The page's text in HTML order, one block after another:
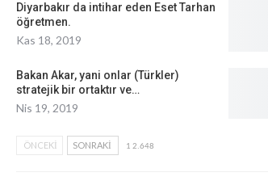
Diyarbakır da intihar eden Eset Tarhan
öğretmen.
Kas 18, 2019
Bakan Akar, yani onlar (Türkler)
stratejik bir ortaktır ve…
Nis 19, 2019
ÖNCEKI SONRAKI 1 2.648